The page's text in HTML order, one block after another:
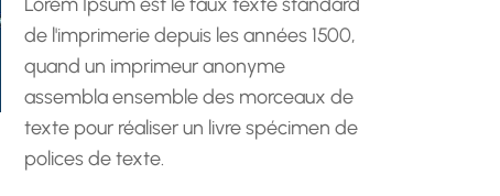
Lorem Ipsum est le faux texte standard
de l'imprimerie depuis les années 1500,
quand un imprimeur anonyme
assembla ensemble des morceaux de
texte pour réaliser un livre spécimen de
polices de texte.